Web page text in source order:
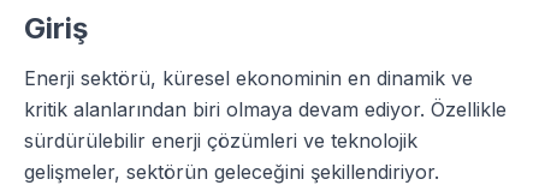
Giriş
Enerji sektörü, küresel ekonominin en dinamik ve
kritik alanlarından biri olmaya devam ediyor. Özellikle
sürdürülebilir enerji çözümleri ve teknolojik
gelişmeler, sektörün geleceğini şekillendiriyor.